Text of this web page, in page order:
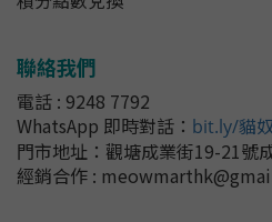
聯絡我們
電話 : 9248 7792
WhatsApp 即時對話 ： bit.ly/貓
門市地址： 觀塘成業街19-21號
經銷合作 :